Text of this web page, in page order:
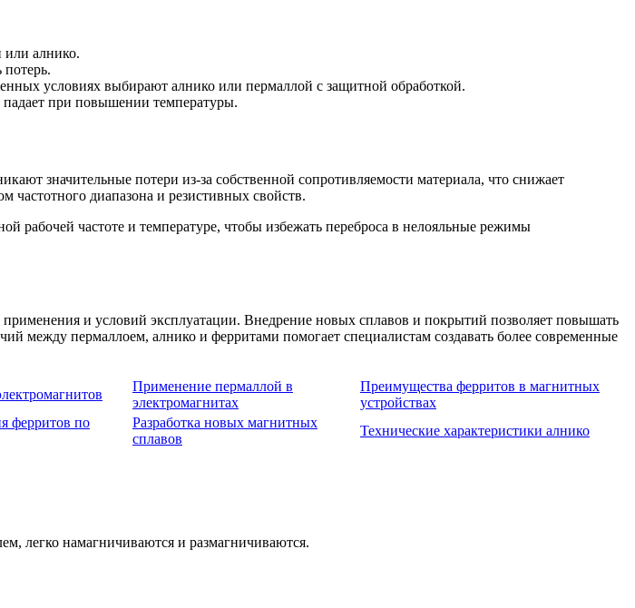
или алнико.
условиях выбирают алнико или пермаллой с защитной обработкой.
при повышении температуры.
значительные потери из-за собственной сопротивляемости материала, что снижает
частотного диапазона и резистивных свойств.
рабочей частоте и температуре, чтобы избежать переброса в нелояльные режимы
и условий эксплуатации. Внедрение новых сплавов и покрытий позволяет повышать
между пермаллоем, алнико и ферритами помогает специалистам создавать более современные
Применение пермаллой в
электромагнитах
Преимущества ферритов в магнитных
устройствах
ферритов по
Разработка новых магнитных
сплавов
Технические характеристики алнико
легко намагничиваются и размагничиваются.